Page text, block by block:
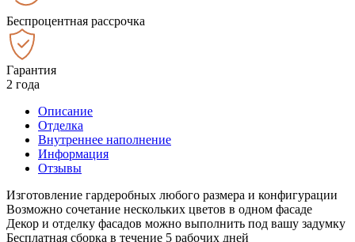
Беспроцентная рассрочка
Гарантия
2 года
Описание
Отделка
Внутреннее наполнение
Информация
Отзывы
Изготовление гардеробных любого размера и конфигурации
Возможно сочетание нескольких цветов в одном фасаде
Декор и отделку фасадов можно выполнить под вашу задумку
Бесплатная сборка в течение 5 рабочих дней